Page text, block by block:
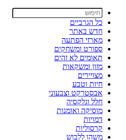
כל הגרביים
חדש באתר
מארזי הפתעה
ספורט ומשחקים
תאומים לא זהים
מזון ומשקאות
מצויירים
חיות וטבע
אבסטרקט וצבעוני
חלל וגלקסיה
מוסיקה ואומנות
דמויות
קרסוליות
משהו ללבוש